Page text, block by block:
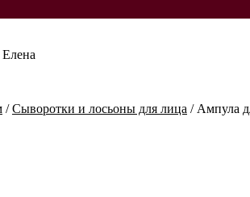
/Сыворотки и лосьоны для лица / Ампула